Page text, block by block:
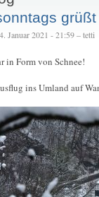
Januar 2021 - 21:59 – tetti
in Form von Schnee!
ins Umland auf